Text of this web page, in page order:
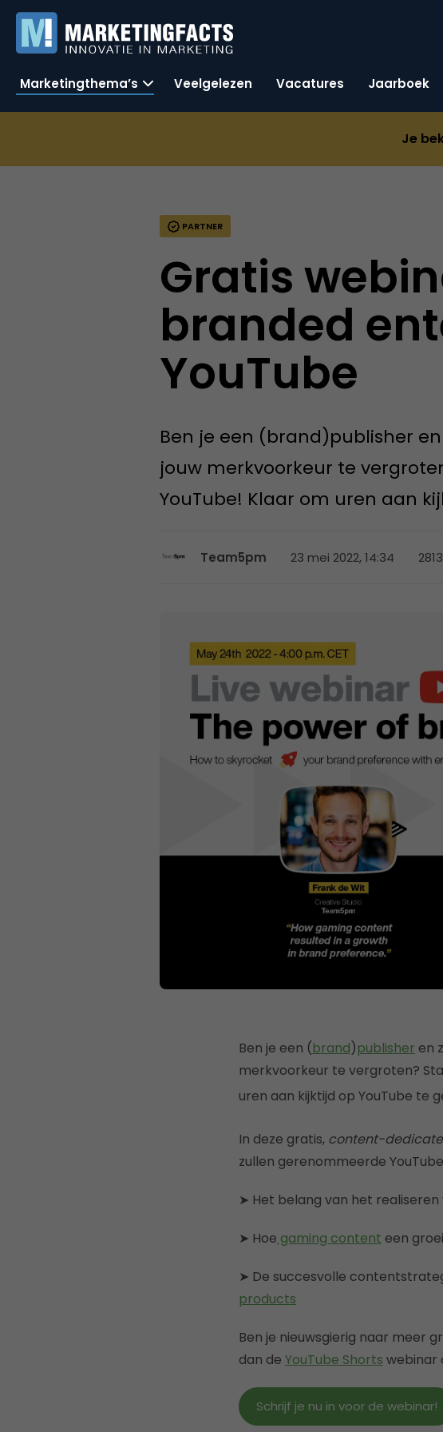
Marketingthema’s Veelgelezen Vacatures Jaarboek
Je
PARTNER
Gratis
branded
YouTube
Ben je een (brand)publisher
jouw merkvoorkeur te
YouTube! Klaar om uren aan
Team5pm 23 mei 2022, 14:34
Ben je een (brand)publisher en
merkvoorkeur te vergroten?
uren aan kijktijd op YouTube te
In deze gratis, content-
zullen gerenommeerde
➤ Het belang van het
➤ Hoe gaming content een
➤ De succesvolle
products
Ben je nieuwsgierig naar meer
dan de YouTube Shorts webinar
Schrijf je nu in voor de webinar!